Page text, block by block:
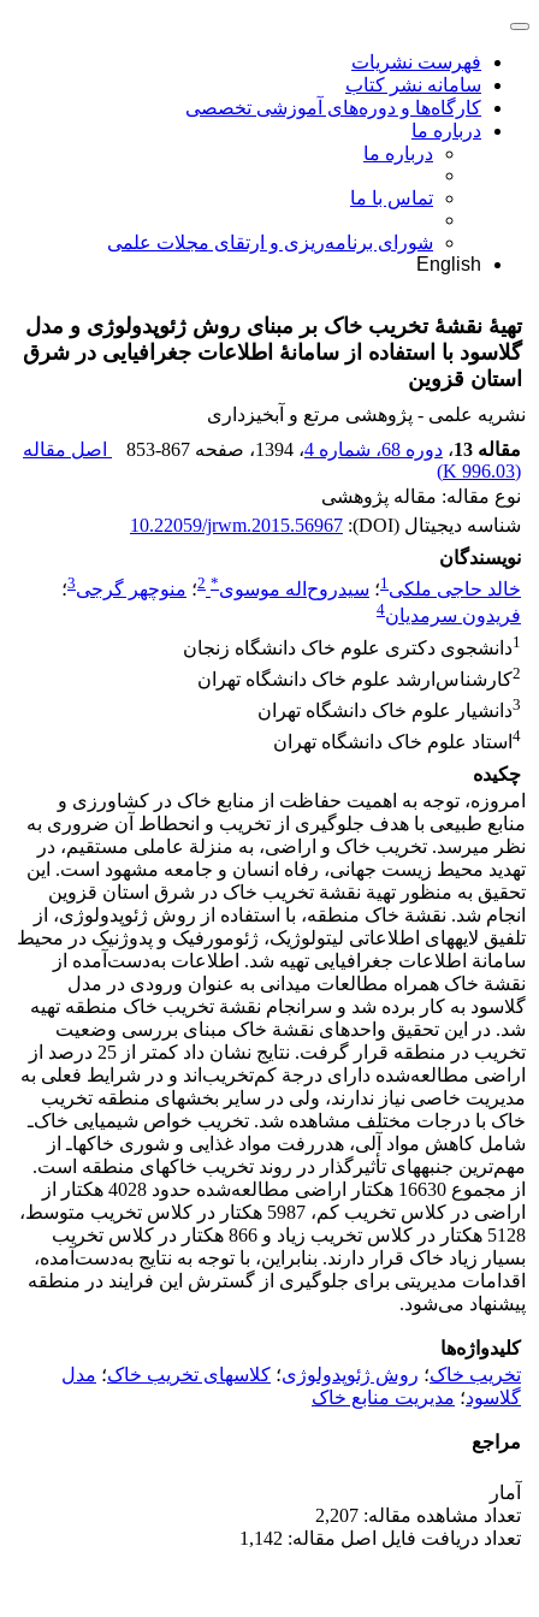
فهرست نشریات
سامانه نشر کتاب
کارگاه‌ها و دوره‌های آموزشی تخصصی
درباره ما
درباره ما
تماس با ما
شورای برنامه‌ریزی و ارتقای مجلات علمی
English
تهیۀ نقشۀ تخریب خاک بر مبنای روش ژئوپدولوژی و مدل
گلاسود با استفاده از سامانۀ اطلاعات جغرافیایی در شرق
استان قزوین
نشریه علمی - پژوهشی مرتع و آبخیزداری
مقاله 13
، دوره 68، شماره 4 ، 1394 ، صفحه 853-867
اصل مقاله
(
996.03 K
)
نوع مقاله: مقاله پژوهشی
شناسه دیجیتال (DOI):
10.22059/jrwm.2015.56967
نویسندگان
خالد حاجی ملکی1؛ سیدروح‌اله موسوی*
2؛ منوچهر گرجی3؛
فریدون سرمدیان4
1دانشجوی دکتری علوم خاک دانشگاه زنجان
2کارشناس‌ارشد علوم خاک دانشگاه تهران
3دانشیار علوم خاک دانشگاه تهران
4 استاد علوم خاک دانشگاه تهران
چکیده
امروزه، توجه به اهمیت حفاظت از منابع خاک در کشاورزی و
منابع طبیعی با هدف جلوگیری از تخریب و انحطاط آن ضروری به
نظر می‏رسد. تخریب‏ خاک و اراضی، به منزلة عاملی مستقیم، در
تهدید محیط زیست جهانی، رفاه انسان و جامعه مشهود است. این
تحقیق به منظور تهیة نقشة تخریب خاک در شرق استان قزوین
انجام شد. نقشة خاک منطقه، با استفاده از روش ژئوپدولوژی، از
تلفیق لایه‏های اطلاعاتی لیتولوژیک، ژئومورفیک و پدوژنیک در محیط
سامانة اطلاعات جغرافیایی تهیه شد. اطلاعات به‌دست‌آمده از
نقشة خاک همراه مطالعات میدانی به عنوان ورودی در مدل
گلاسود به کار برده شد و سرانجام نقشة تخریب خاک منطقه تهیه
شد. در این تحقیق واحد‏های نقشة خاک مبنای بررسی وضعیت
تخریب در منطقه قرار گرفت. نتایج نشان داد کمتر از 25 درصد از
اراضی مطالعه‌شده دارای درجة کم‌تخریب‌اند و در شرایط فعلی به
مدیریت خاصی نیاز ندارند، ولی در سایر بخش‏‏های منطقه تخریب
خاک با درجات مختلف مشاهده شد. تخریب خواص شیمیایی خاک‌ـ
شامل کاهش مواد آلی، هدررفت مواد غذایی و شوری خاک‏ها‌ـ از
مهم‌ترین جنبه‏های تأثیر‏گذار در روند تخریب خاک‏های منطقه است.
از مجموع 16630 هکتار اراضی مطالعه‌شده حدود 4028 هکتار از
اراضی در کلاس تخریب کم، 5987 هکتار در کلاس تخریب متوسط،
5128 هکتار در کلاس تخریب زیاد و 866 هکتار در کلاس تخریب
بسیار زیاد خاک قرار دارند. بنابراین، با توجه به نتایج به‌دست‌آمده،
اقدامات مدیریتی برای جلوگیری از گسترش این فرایند در منطقه
پیشنهاد می‌شود.
کلیدواژه‌ها
تخریب خاک؛ روش ژئوپدولوژی؛ کلاس‏های تخریب خاک؛ مدل
گلاسود؛ مدیریت منابع خاک
مراجع
آمار
تعداد مشاهده مقاله: 2,207
تعداد دریافت فایل اصل مقاله: 1,142